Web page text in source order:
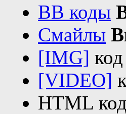
BB коды
Смайлы
[IMG] код
[VIDEO]
HTML код